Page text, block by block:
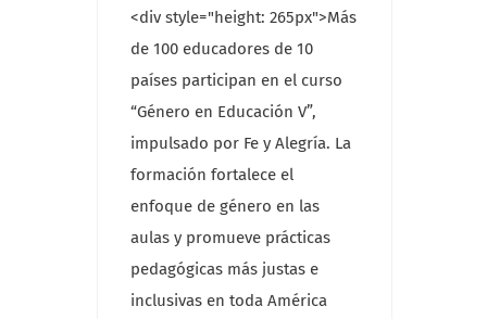
<div style="height: 265px">Más
de 100 educadores de 10
países participan en el curso
“Género en Educación V”,
impulsado por Fe y Alegría. La
formación fortalece el
enfoque de género en las
aulas y promueve prácticas
pedagógicas más justas e
inclusivas en toda América